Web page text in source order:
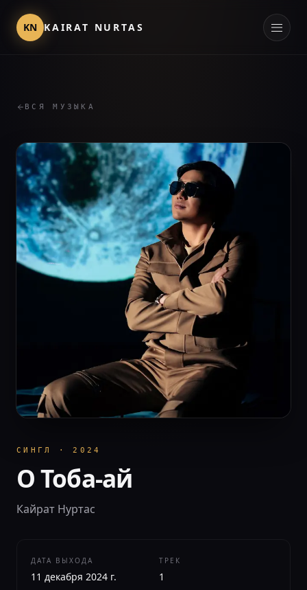
KN KAIRAT NURTAS
ВСЯ МУЗЫКА
СИНГЛ ·2024
О Тоба-ай
Кайрат Нуртас
ДАТА ВЫХОДА
11 декабря 2024 г.
ТРЕК
1